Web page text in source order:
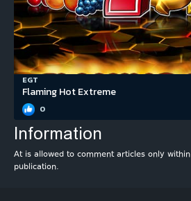
EGT
Flaming Hot Extreme
0
Information
At is allowed to comment articles only within
publication.